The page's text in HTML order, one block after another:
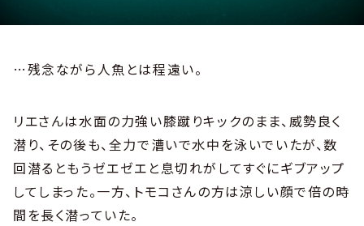
…残念ながら人魚とは程遠い。
リエさんは水面の力強い膝蹴りキックのまま、威勢良く
潜り、その後も、全力で漕いで水中を泳いでいたが、数
回潜るともうゼエゼエと息切れがしてすぐにギブアップ
してしまった。一方、トモコさんの方は涼しい顔で倍の時
間を長く潜っていた。